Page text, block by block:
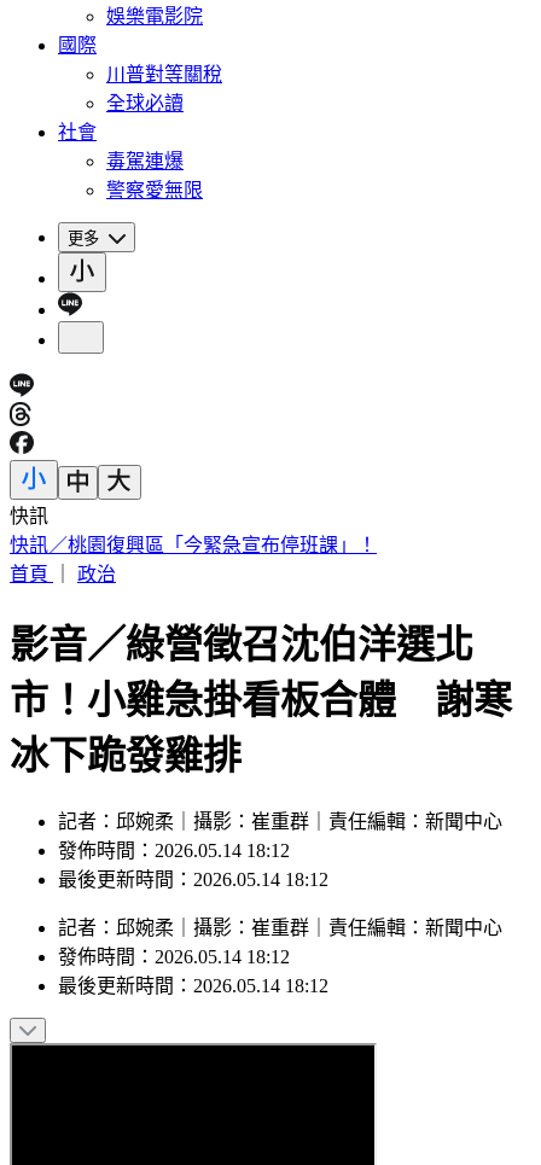
娛樂電影院
國際
川普對等關稅
全球必讀
社會
毒駕連爆
警察愛無限
更多
快訊
白海豚最新路徑曝！瘦身倒數「雨彈先甩北台灣」 降雨熱區
曝
影音／綠營徵召沈伯洋選北
市！小雞急掛看板合體 謝寒
冰下跪發雞排
記者：邱婉柔｜攝影：崔重群｜責任編輯：新聞中心
發佈時間：2026.05.14 18:12
記者：邱婉柔｜攝影：崔重群
發佈時間：2026.05.14 18:12